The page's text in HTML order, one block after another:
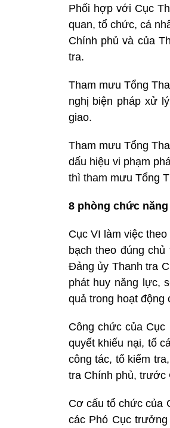
Phối hợp với Cục
quan, tổ chức, cá
Chính phủ và của
tra.
Tham mưu Tổng
nghị biện pháp xử
giao.
Tham mưu Tổng
dấu hiệu vi phạm
thì tham mưu Tổng
8 phòng chức năng
Cục VI làm việc
bạch theo đúng
Đảng ủy Thanh tra
phát huy năng lực,
quả trong hoạt động
Công chức của
quyết khiếu nại, tố
công tác, tổ kiểm
tra Chính phủ, trước
Cơ cấu tổ chức của
các Phó Cục